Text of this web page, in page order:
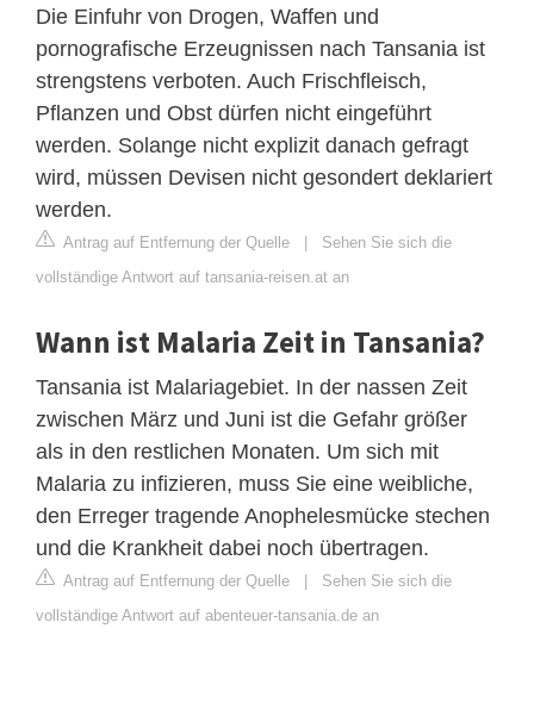
Die Einfuhr von Drogen, Waffen und
pornografische Erzeugnissen nach Tansania ist
strengstens verboten. Auch Frischfleisch,
Pflanzen und Obst dürfen nicht eingeführt
werden. Solange nicht explizit danach gefragt
wird, müssen Devisen nicht gesondert deklariert
werden.
Antrag auf Entfernung der Quelle | Sehen Sie sich die
vollständige Antwort auf tansania-reisen.at an
Wann ist Malaria Zeit in Tansania?
Tansania ist Malariagebiet. In der nassen Zeit
zwischen März und Juni ist die Gefahr größer
als in den restlichen Monaten. Um sich mit
Malaria zu infizieren, muss Sie eine weibliche,
den Erreger tragende Anophelesmücke stechen
und die Krankheit dabei noch übertragen.
Antrag auf Entfernung der Quelle | Sehen Sie sich die
vollständige Antwort auf abenteuer-tansania.de an